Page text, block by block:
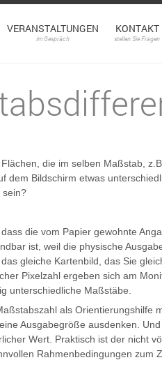
VERANSTALTUNGEN
im Gespräch
KONTAKT
stellen Sie Fragen
die im selben Maßstab,
dem Bildschirm etwas
sein?
die vom Papier gewohnte
ist, weil die physische
gleiche Kartenbild, das Sie
Pixelzahl ergeben sich am
unterschiedliche Maßstäbe.
als Orientierungshilfe
Ausgabegröße ausdenken.
Wert. Praktisch ist der nicht
Rahmenbedingungen zum